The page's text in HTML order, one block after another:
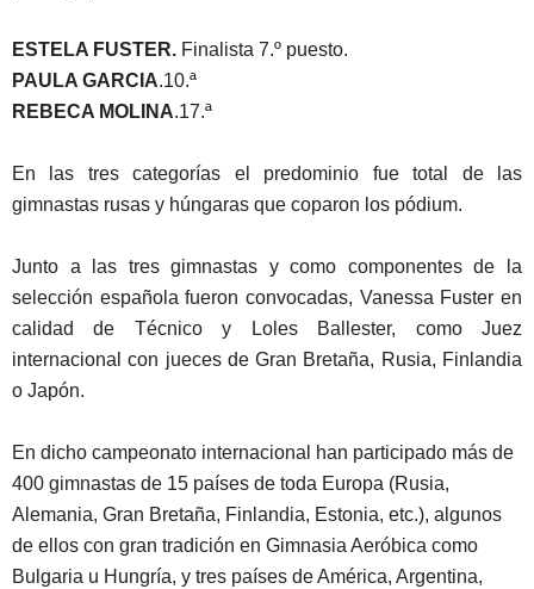
ESTELA FUSTER. Finalista 7.º puesto.
PAULA GARCIA.10.ª
REBECA MOLINA.17.ª
En las tres categorías el predominio fue total de las
gimnastas rusas y húngaras que coparon los pódium.
Junto a las tres gimnastas y como componentes de la
selección española fueron convocadas, Vanessa Fuster en
calidad de Técnico y Loles Ballester, como Juez
internacional con jueces de Gran Bretaña, Rusia, Finlandia
o Japón.
En dicho campeonato internacional han participado más de
400 gimnastas de 15 países de toda Europa (Rusia,
Alemania, Gran Bretaña, Finlandia, Estonia, etc.), algunos
de ellos con gran tradición en Gimnasia Aeróbica como
Bulgaria u Hungría, y tres países de América, Argentina,